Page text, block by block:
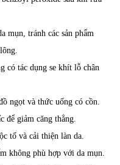
mụn, tránh các sản phẩm
có tác dụng se khít lỗ chân
ngọt và thức uống có cồn.
để giảm căng thẳng.
tố và cải thiện làn da.
không phù hợp với da mụn.